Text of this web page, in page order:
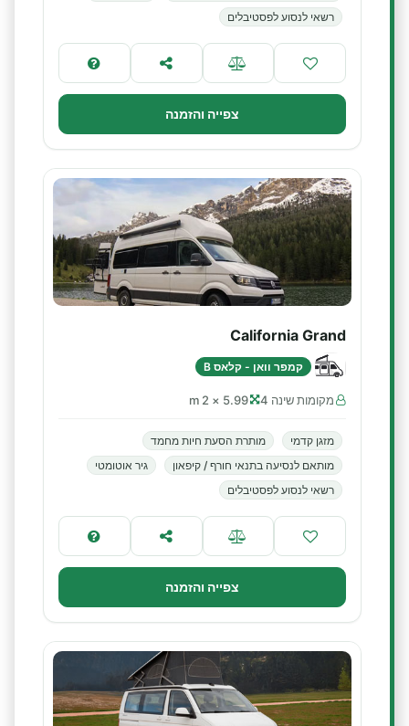
רשאי לנסוע לפסטיבלים
צפייה והזמנה
California Grand
קמפר וואן - קלאס B
מקומות שינה 4 5.99 × 2 m
מזגן קדמי
מותרת הסעת חיות מחמד
מותאם לנסיעה בתנאי חורף / קיפאון
גיר אוטומטי
רשאי לנסוע לפסטיבלים
צפייה והזמנה